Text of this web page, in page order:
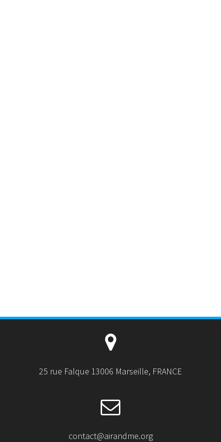
25 rue Falque 13006 Marseille, FRANCE
contact@airandme.org